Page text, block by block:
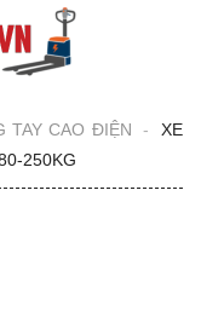
TAY CAO ĐIỆN -
XE
250KG